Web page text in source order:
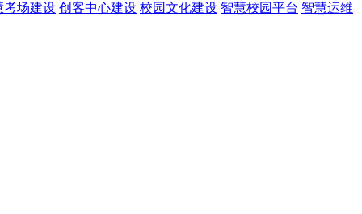
考场建设 创客中心建设 校园文化建设 智慧校园平台 智慧运维